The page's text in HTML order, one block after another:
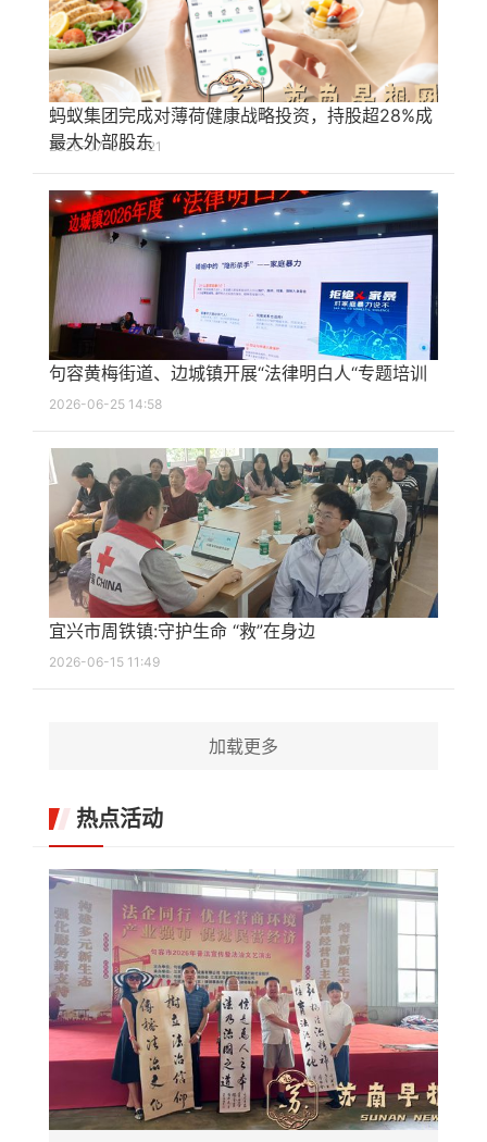
蚂蚁集团完成对薄荷健康战略投资，持股超28%成
最大外部股东
2026-07-08 14:21
句容黄梅街道、边城镇开展“法律明白人“专题培训
2026-06-25 14:58
宜兴市周铁镇:守护生命 “救”在身边
2026-06-15 11:49
加载更多
热点活动